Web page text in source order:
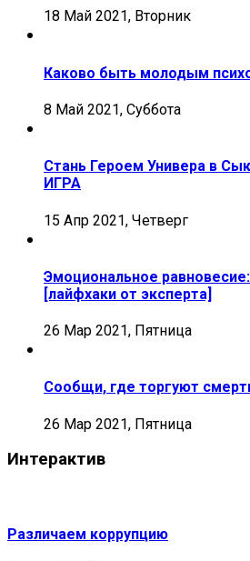
18 Май 2021, Вторник
Каково быть молодым
8 Май 2021, Суббота
Стань Героем Универа в
ИГРА
15 Апр 2021, Четверг
Эмоциональное
[лайфхаки от эксперта]
26 Мар 2021, Пятница
Сообщи, где торгуют
26 Мар 2021, Пятница
Интерактив
Различаем коррупцию